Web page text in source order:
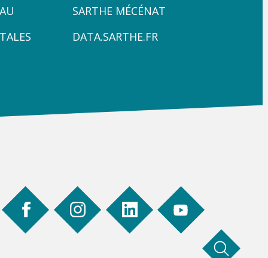
ZONE
4
SARTHE MÉCÉNAT
DATA.SARTHE.FR